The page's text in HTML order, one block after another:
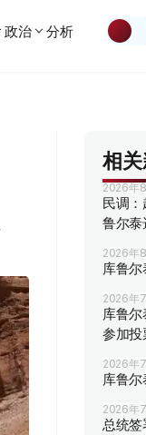
政治 分析
相关
2026年
民调
鲁尔泰
2026年
库鲁尔
2026年
库鲁
参加投
2026年
库鲁
2026年
总统签